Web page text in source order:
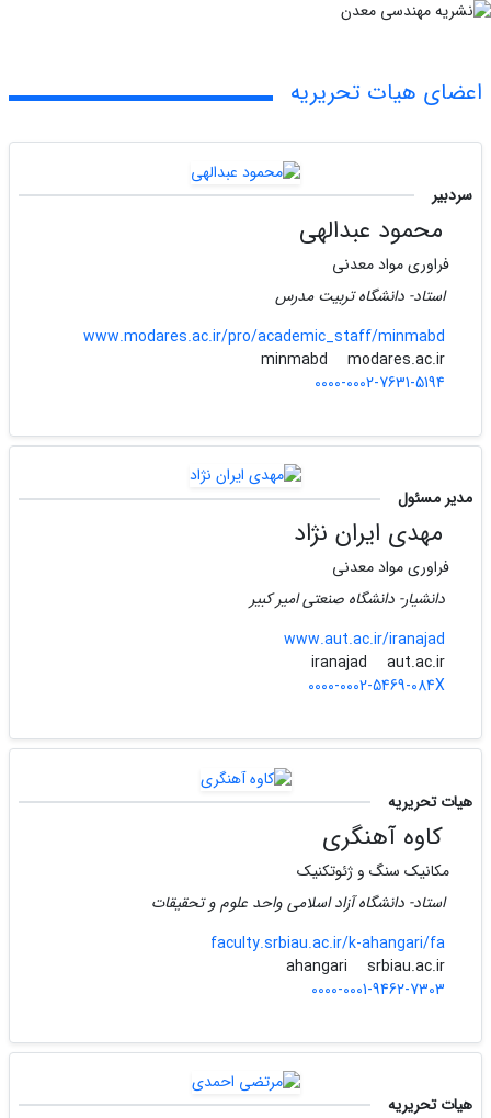
اعضای هیات تحریریه
سردبیر
محمود عبدالهی
فراوری مواد معدنی
استاد- دانشگاه تربیت مدرس
www.modares.ac.ir/pro/academic_staff/minmabd
minmabd
modares.ac.ir
0000-0002-7631-5194
مدیر مسئول
مهدی ایران نژاد
فراوری مواد معدنی
دانشیار- دانشگاه صنعتی امیر کبیر
www.aut.ac.ir/iranajad
iranajad
aut.ac.ir
0000-0002-5469-084X
هیات تحریریه
کاوه آهنگری
مکانیک سنگ و ژئوتکنیک
استاد- دانشگاه آزاد اسلامی واحد علوم و تحقیقات
faculty.srbiau.ac.ir/k-ahangari/fa
ahangari
srbiau.ac.ir
0000-0001-9462-7303
هیات تحریریه